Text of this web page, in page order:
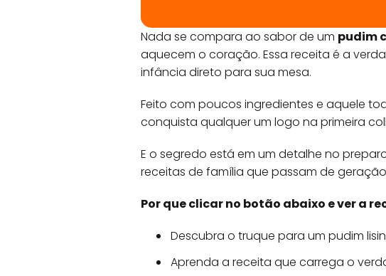
Nada se compara ao sabor de um pudim
aquecem o coração. Essa receita é a
infância direto para sua mesa.
Feito com poucos ingredientes e aquele
conquista qualquer um logo na primeira
E o segredo está em um detalhe no
receitas de família que passam de
Por que clicar no botão abaixo e ver a
Descubra o truque para um pudim
Aprenda a receita que carrega o